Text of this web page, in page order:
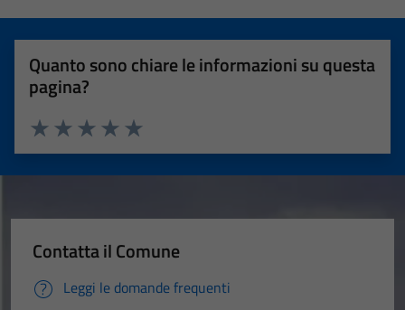
Quanto sono chiare le informazioni su questa
pagina?
Valuta 5 stelle su 5
Valuta 4 stelle su 5
Valuta 3 stelle su 5
Valuta 2 stelle su 5
Valuta 1 stelle su 5
Contatta il Comune
Leggi le domande frequenti